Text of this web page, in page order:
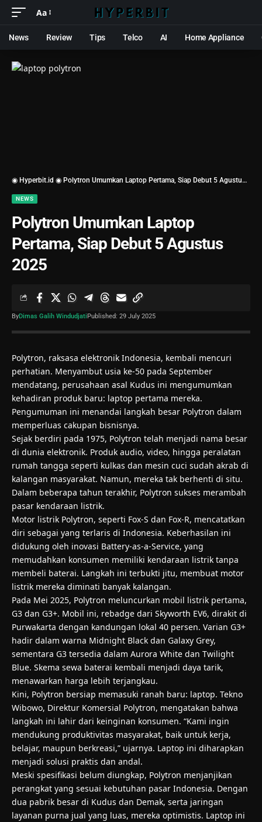
Aa
News Review Tips Telco AI Home Appliance
◉ Hyperbit.id ◉ Polytron Umumkan Laptop Pertama, Siap Debut 5 Agustus 2025
NEWS
Polytron Umumkan Laptop
Pertama, Siap Debut 5 Agustus
2025
ByDimas Galih WindudjatiPublished: 29 July 2025
Polytron, raksasa elektronik Indonesia, kembali mencuri
perhatian. Menyambut usia ke-50 pada September
mendatang, perusahaan asal Kudus ini mengumumkan
kehadiran produk baru: laptop pertama mereka.
Pengumuman ini menandai langkah besar Polytron dalam
memperluas cakupan bisnisnya.
Sejak berdiri pada 1975, Polytron telah menjadi nama besar
di dunia elektronik. Produk audio, video, hingga peralatan
rumah tangga seperti kulkas dan mesin cuci sudah akrab di
kalangan masyarakat. Namun, mereka tak berhenti di situ.
Dalam beberapa tahun terakhir, Polytron sukses merambah
pasar kendaraan listrik.
Motor listrik Polytron, seperti Fox-S dan Fox-R, mencatatkan
diri sebagai yang terlaris di Indonesia. Keberhasilan ini
didukung oleh inovasi Battery-as-a-Service, yang
memudahkan konsumen memiliki kendaraan listrik tanpa
membeli baterai. Langkah ini terbukti jitu, membuat motor
listrik mereka diminati banyak kalangan.
Pada Mei 2025, Polytron meluncurkan mobil listrik pertama,
G3 dan G3+. Mobil ini, rebadge dari Skyworth EV6, dirakit di
Purwakarta dengan kandungan lokal 40 persen. Varian G3+
hadir dalam warna Midnight Black dan Galaxy Grey,
sementara G3 tersedia dalam Aurora White dan Twilight
Blue. Skema sewa baterai kembali menjadi daya tarik,
menawarkan harga lebih terjangkau.
Kini, Polytron bersiap memasuki ranah baru: laptop. Tekno
Wibowo, Direktur Komersial Polytron, mengatakan bahwa
langkah ini lahir dari keinginan konsumen. “Kami ingin
mendukung produktivitas masyarakat, baik untuk kerja,
belajar, maupun berkreasi,” ujarnya. Laptop ini diharapkan
menjadi solusi praktis dan andal.
Meski spesifikasi belum diungkap, Polytron menjanjikan
perangkat yang sesuai kebutuhan pasar Indonesia. Dengan
dua pabrik besar di Kudus dan Demak, serta jaringan
layanan purna jual yang luas, mereka optimistis. Laptop ini